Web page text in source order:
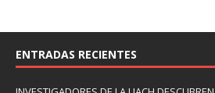
ENTRADAS RECIENTES